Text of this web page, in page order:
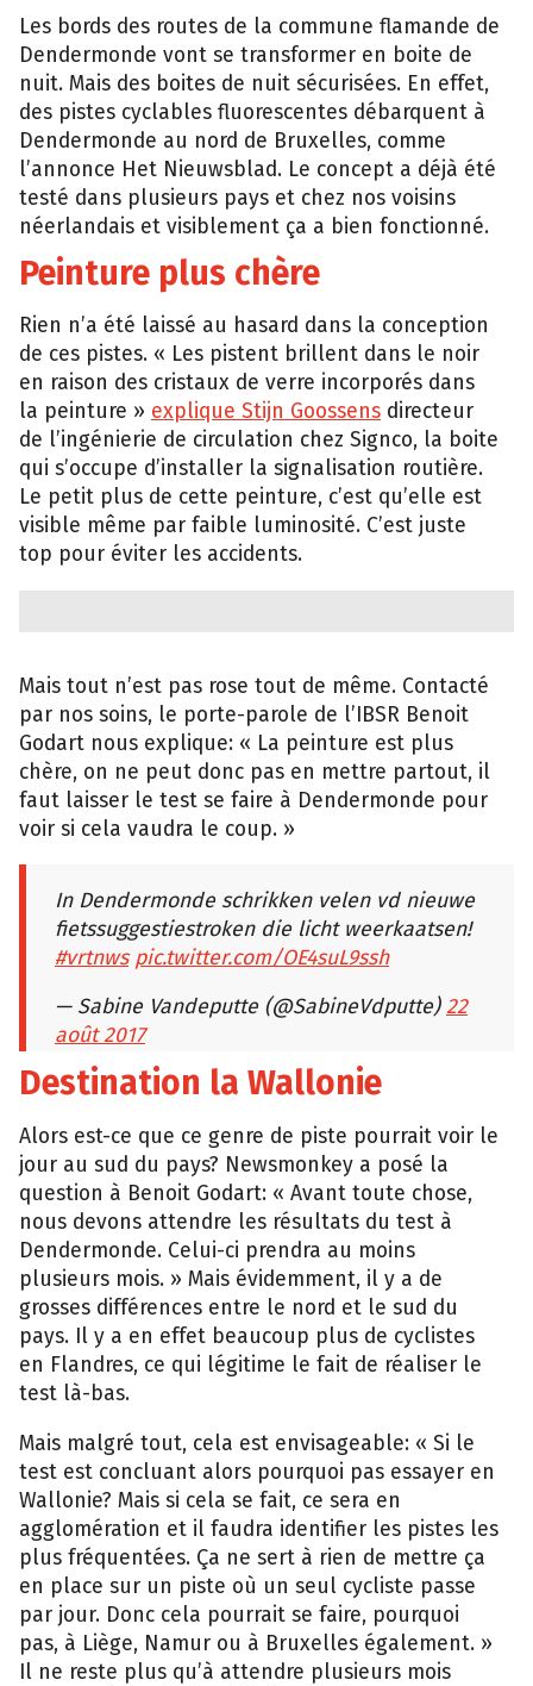
Les bords des routes de la commune flamande de
Dendermonde vont se transformer en boite de
nuit. Mais des boites de nuit sécurisées. En effet,
des pistes cyclables fluorescentes débarquent à
Dendermonde au nord de Bruxelles, comme
l’annonce Het Nieuwsblad. Le concept a déjà été
testé dans plusieurs pays et chez nos voisins
néerlandais et visiblement ça a bien fonctionné.
Peinture plus chère
Rien n’a été laissé au hasard dans la conception
de ces pistes. « Les pistent brillent dans le noir
en raison des cristaux de verre incorporés dans
la peinture » explique Stijn Goossens directeur
de l’ingénierie de circulation chez Signco, la boite
qui s’occupe d’installer la signalisation routière.
Le petit plus de cette peinture, c’est qu’elle est
visible même par faible luminosité. C’est juste
top pour éviter les accidents.
Mais tout n’est pas rose tout de même. Contacté
par nos soins, le porte-parole de l’IBSR Benoit
Godart nous explique: « La peinture est plus
chère, on ne peut donc pas en mettre partout, il
faut laisser le test se faire à Dendermonde pour
voir si cela vaudra le coup. »
In Dendermonde schrikken velen vd nieuwe
fietssuggestiestroken die licht weerkaatsen!
#vrtnws pic.twitter.com/OE4suL9ssh
— Sabine Vandeputte (@SabineVdputte)22
août 2017
Destination la Wallonie
Alors est-ce que ce genre de piste pourrait voir le
jour au sud du pays? Newsmonkey a posé la
question à Benoit Godart: « Avant toute chose,
nous devons attendre les résultats du test à
Dendermonde. Celui-ci prendra au moins
plusieurs mois. » Mais évidemment, il y a de
grosses différences entre le nord et le sud du
pays. Il y a en effet beaucoup plus de cyclistes
en Flandres, ce qui légitime le fait de réaliser le
test là-bas.
Mais malgré tout, cela est envisageable: « Si le
test est concluant alors pourquoi pas essayer en
Wallonie? Mais si cela se fait, ce sera en
agglomération et il faudra identifier les pistes les
plus fréquentées. Ça ne sert à rien de mettre ça
en place sur un piste où un seul cycliste passe
par jour. Donc cela pourrait se faire, pourquoi
pas, à Liège, Namur ou à Bruxelles également. »
Il ne reste plus qu’à attendre plusieurs mois